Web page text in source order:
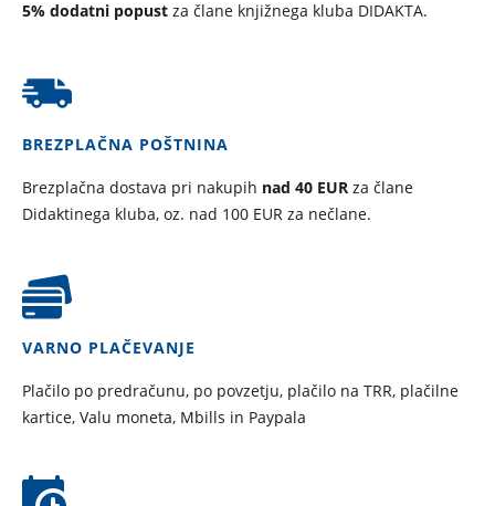
5% dodatni popust za člane knjižnega kluba DIDAKTA.
BREZPLAČNA POŠTNINA
Brezplačna dostava pri nakupih nad 40 EUR za člane
Didaktinega kluba, oz. nad 100 EUR za nečlane.
VARNO PLAČEVANJE
Plačilo po predračunu, po povzetju, plačilo na TRR, plačilne
kartice, Valu moneta, Mbills in Paypala